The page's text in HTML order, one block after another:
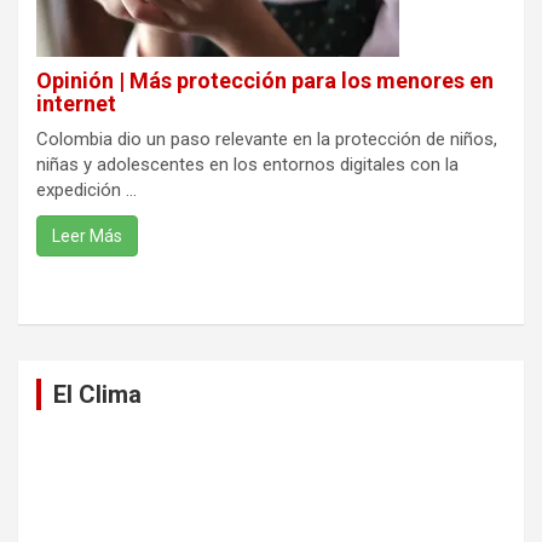
Opinión | Más protección para los menores en
internet
Colombia dio un paso relevante en la protección de niños,
niñas y adolescentes en los entornos digitales con la
expedición ...
Leer Más
El Clima